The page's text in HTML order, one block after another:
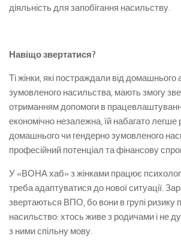
діяльність для запобігання насильству.
Навіщо звертатися?
Ті жінки, які постраждали від домашнього
зумовленого насильства, мають змогу
отриманням допомоги в
економічно незалежна, їй набагато легше
домашнього чи гендерно зумовленого
професійний потенціал та фінансову
У «ВОНА хаб» з жінками працює
треба адаптуватися до нової ситуації.
звертаються ВПО, бо вони в групі ризику
насильство: хтось живе з родичами і не
з ними спільну мову.